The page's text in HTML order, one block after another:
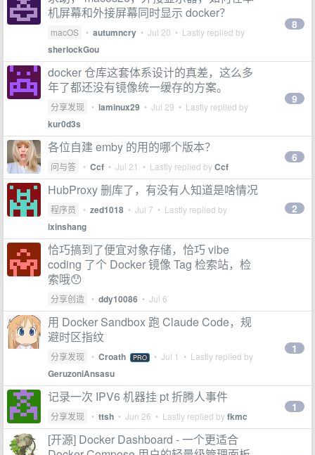
机屏幕和外接屏幕同时显示 docker？
macOS • autumncry • Jul 20 • Lastly replied by
sherlockGou
8
docker 仓库这套体系设计的真差，这么多
年了都还没有镜像统一缓存的方案。
分享发现 • laminux29 • Jul 29 • Lastly replied by
kur0d3s
9
各位自建 emby 的用的哪个版本？
问与答 • Ccf • Jul 21 • Lastly replied byCcf
6
HubProxy 删库了，有没有人知道是啥情况
程序员 • zed1018 • Jul 7 • Lastly replied by
ixinshang
2
恰巧搞到了便宜对象存储，恰巧 vibe
coding 了个 Docker 镜像 Tag 检索站，检
索哦😯
分享创造 • ddy10086 • Jul 6
用 Docker Sandbox 跑 Claude Code，规
避时区指纹
分享发现 • Croath PRO • Jul 1 • Lastly replied by
GeruzoniAnsasu
1
记录一次 IPV6 机器挂 pt 折腾人事件
分享发现 • ttsh • Jun 26 • Lastly replied byfkmc
1
[开源] Docker Dashboard - 一个更适合